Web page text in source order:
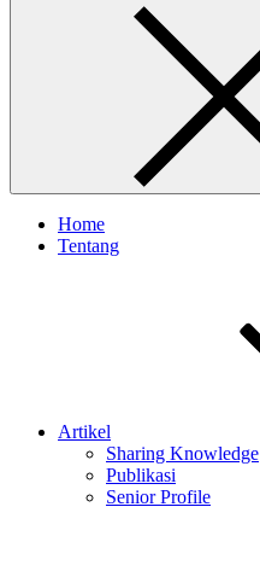
Home
Tentang
Artikel
Sharing Knowledge
Publikasi
Senior Profile